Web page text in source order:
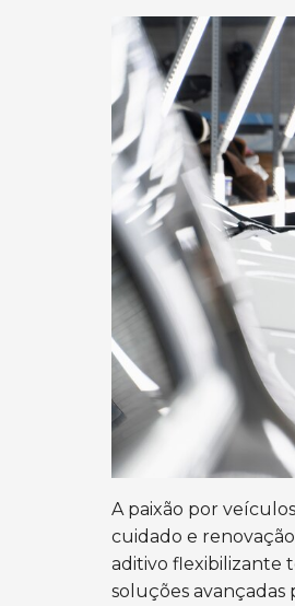
A paixão por
cuidado e
aditivo flexibilizante
soluções